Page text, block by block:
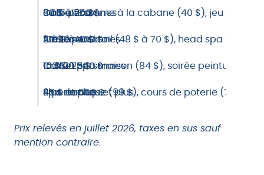
90 $ à 250 $
3 à 5 personnes
30 $ à 50 $
Coffret Comme à la cabane (40 $), jeu
100 $ à 400 $
5 à 10 personnes
20 $ à 40 $
Atelier cocktail (48 $ à 70 $), head spa (98 $ à
150 $ à 500 $
10 à 20 personnes
15 $ à 25 $
Coffret Spa maison (84 $), soirée peinture et
Plus de 500 $
8 personnes et plus
45 $ et plus
Spa nordique (99 $), cours de poterie (75 $),
Prix relevés en juillet 2026, taxes en sus sauf
mention contraire.